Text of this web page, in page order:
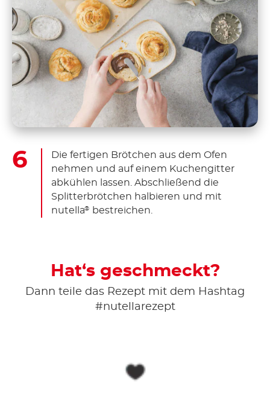
Die fertigen Brötchen aus dem Ofen
nehmen und auf einem Kuchengitter
abkühlen lassen. Abschließend die
Splitterbrötchen halbieren und mit
nutella® bestreichen.
Hat‘s geschmeckt?
Dann teile das Rezept mit dem Hashtag
#nutellarezept